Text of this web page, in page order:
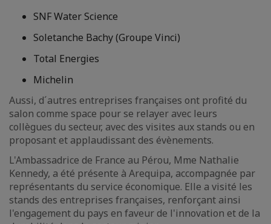
SNF Water Science
Soletanche Bachy (Groupe Vinci)
Total Energies
Michelin
Aussi, d´autres entreprises françaises ont profité du
salon comme space pour se relayer avec leurs
collègues du secteur, avec des visites aux stands ou en
proposant et applaudissant des évènements.
L'Ambassadrice de France au Pérou, Mme Nathalie
Kennedy, a été présente à Arequipa, accompagnée par
représentants du service économique. Elle a visité les
stands des entreprises françaises, renforçant ainsi
l'engagement du pays en faveur de l'innovation et de la